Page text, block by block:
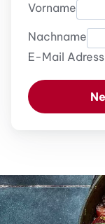
Vorname
Nachname
E-Mail